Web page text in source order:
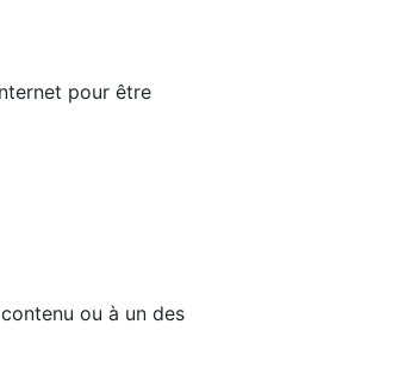
pour être
ou à un des